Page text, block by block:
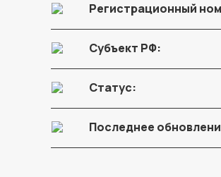
Регистрационный
Субъект РФ:
Статус:
Последнее